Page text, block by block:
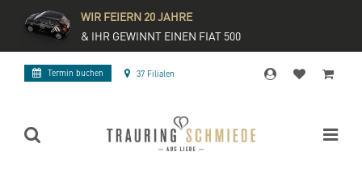
WIR FEIERN 20 JAHRE
& IHR GEWINNT EINEN FIAT 500
Termin buchen 37 Filialen